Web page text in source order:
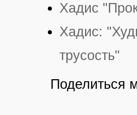
Хадис
Хадис:
трусость"
Поделиться